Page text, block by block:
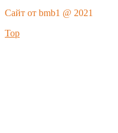
Сайт от bmb1 @ 2021
Top